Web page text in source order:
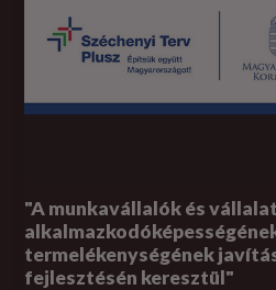
"A munkavállalók és
termelékenységének
fejlesztésén keresztül"